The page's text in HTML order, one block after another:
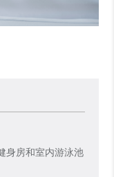
身房和室内游泳池